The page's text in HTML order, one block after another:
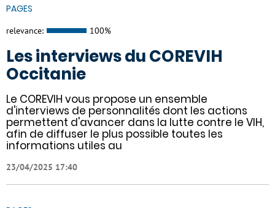
PAGES
relevance: 100%
Les interviews du COREVIH
Occitanie
Le COREVIH vous propose un ensemble
d'interviews de personnalités dont les actions
permettent d'avancer dans la lutte contre le VIH,
afin de diffuser le plus possible toutes les
informations utiles au
23/04/2025 17:40